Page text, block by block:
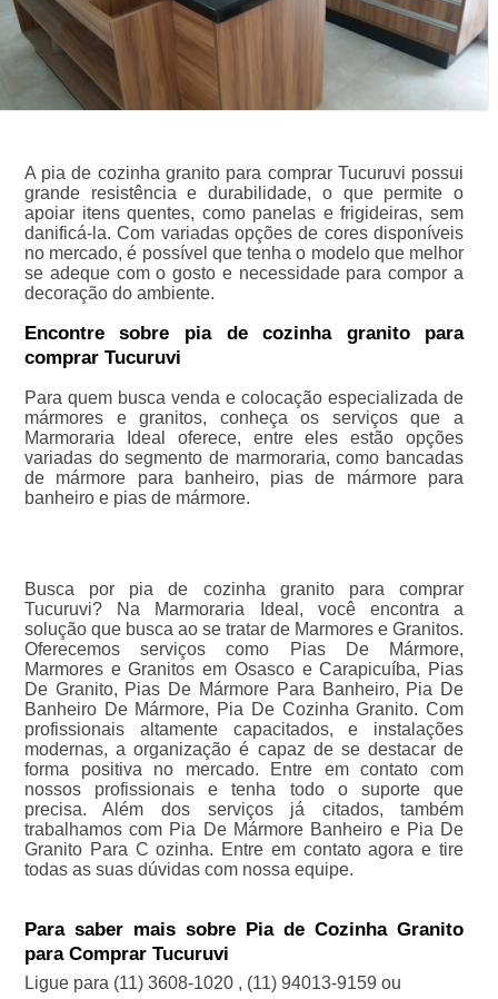
A pia de cozinha granito para comprar Tucuruvi possui
grande resistência e durabilidade, o que permite o
apoiar itens quentes, como panelas e frigideiras, sem
danificá-la. Com variadas opções de cores disponíveis
no mercado, é possível que tenha o modelo que melhor
se adeque com o gosto e necessidade para compor a
decoração do ambiente.
Encontre sobre pia de cozinha granito para
comprar Tucuruvi
Para quem busca venda e colocação especializada de
mármores e granitos, conheça os serviços que a
Marmoraria Ideal oferece, entre eles estão opções
variadas do segmento de marmoraria, como bancadas
de mármore para banheiro, pias de mármore para
banheiro e pias de mármore.
Busca por pia de cozinha granito para comprar
Tucuruvi? Na Marmoraria Ideal, você encontra a
solução que busca ao se tratar de Marmores e Granitos.
Oferecemos serviços como Pias De Mármore,
Marmores e Granitos em Osasco e Carapicuíba, Pias
De Granito, Pias De Mármore Para Banheiro, Pia De
Banheiro De Mármore, Pia De Cozinha Granito. Com
profissionais altamente capacitados, e instalações
modernas, a organização é capaz de se destacar de
forma positiva no mercado. Entre em contato com
nossos profissionais e tenha todo o suporte que
precisa. Além dos serviços já citados, também
trabalhamos com Pia De Mármore Banheiro e Pia De
Granito Para C ozinha. Entre em contato agora e tire
todas as suas dúvidas com nossa equipe.
Para saber mais sobre Pia de Cozinha Granito
para Comprar Tucuruvi
Ligue para (11) 3608-1020 , (11) 94013-9159 ou